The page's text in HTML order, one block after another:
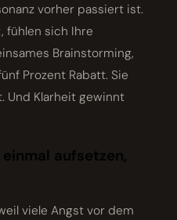
vorher passiert ist.
fühlen sich Ihre
Brainstorming,
Prozent Rabatt. Sie
Und Klarheit gewinnt
aufsetzen,